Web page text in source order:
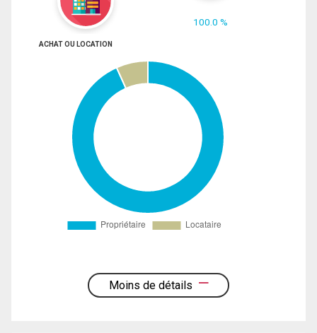
100.0 %
ACHAT OU LOCATION
Moins de détails